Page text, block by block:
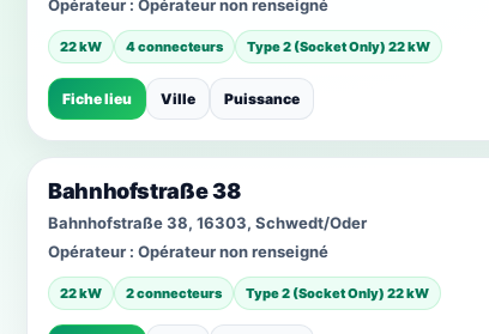
Opérateur : Opérateur non renseigné
22 kW 4 connecteurs Type 2 (Socket Only) 22 kW
Fiche lieu Ville Puissance
Bahnhofstraße 38
Bahnhofstraße 38, 16303, Schwedt/Oder
Opérateur : Opérateur non renseigné
22 kW 2 connecteurs Type 2 (Socket Only) 22 kW